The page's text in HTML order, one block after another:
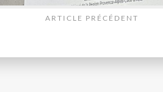
ARTICLE PRÉCÉDENT